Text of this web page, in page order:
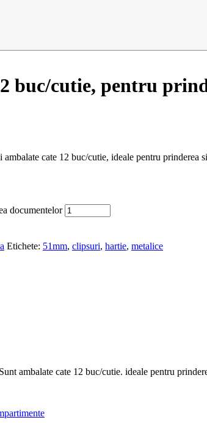
buc/cutie, pentru
cate 12 buc/cutie, ideale pentru prinderea
documentelor
Etichete: 51mm, clipsuri, hartie, metalice
ambalate cate 12 buc/cutie. ideale pentru